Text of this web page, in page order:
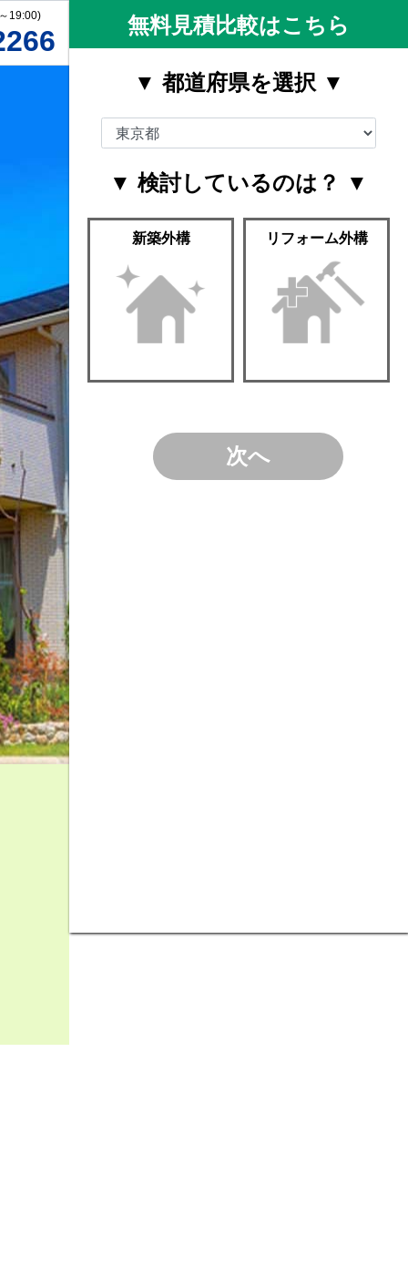
19:00) 無料見積比較はこちら
▼ 都道府県を選択 ▼
▼ 検討しているのは？ ▼
新築外構 リフォーム外構